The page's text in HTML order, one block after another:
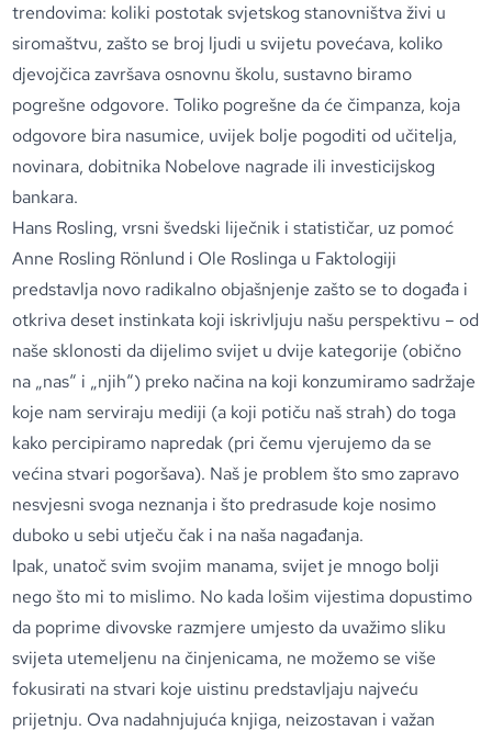
trendovima: koliki postotak svjetskog stanovništva živi u
siromaštvu, zašto se broj ljudi u svijetu povećava, koliko
djevojčica završava osnovnu školu, sustavno biramo
pogrešne odgovore. Toliko pogrešne da će čimpanza, koja
odgovore bira nasumice, uvijek bolje pogoditi od učitelja,
novinara, dobitnika Nobelove nagrade ili investicijskog
bankara.
Hans Rosling, vrsni švedski liječnik i statističar, uz pomoć
Anne Rosling Rönlund i Ole Roslinga u Faktologiji
predstavlja novo radikalno objašnjenje zašto se to događa i
otkriva deset instinkata koji iskrivljuju našu perspektivu – od
naše sklonosti da dijelimo svijet u dvije kategorije (obično
na „nas“ i „njih“) preko načina na koji konzumiramo sadržaje
koje nam serviraju mediji (a koji potiču naš strah) do toga
kako percipiramo napredak (pri čemu vjerujemo da se
većina stvari pogoršava). Naš je problem što smo zapravo
nesvjesni svoga neznanja i što predrasude koje nosimo
duboko u sebi utječu čak i na naša nagađanja.
Ipak, unatoč svim svojim manama, svijet je mnogo bolji
nego što mi to mislimo. No kada lošim vijestima dopustimo
da poprime divovske razmjere umjesto da uvažimo sliku
svijeta utemeljenu na činjenicama, ne možemo se više
fokusirati na stvari koje uistinu predstavljaju najveću
prijetnju. Ova nadahnjujuća knjiga, neizostavan i važan